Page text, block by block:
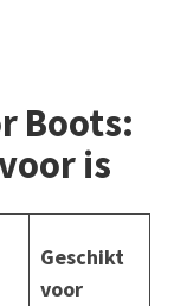
Boots:
is
Geschikt
voor